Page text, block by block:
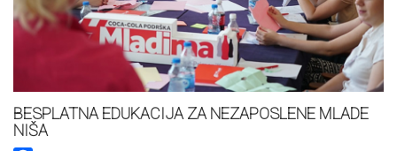
BESPLATNA EDUKACIJA ZA NEZAPOSLENE MLADE
NIŠA